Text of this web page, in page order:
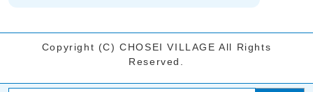
Copyright (C) CHOSEI VILLAGE All Rights
Reserved.